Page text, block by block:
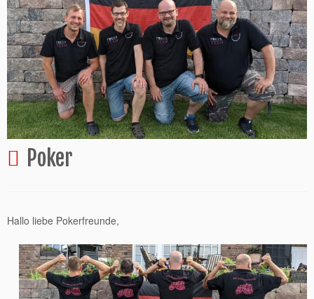
Poker
Hallo liebe Pokerfreunde,